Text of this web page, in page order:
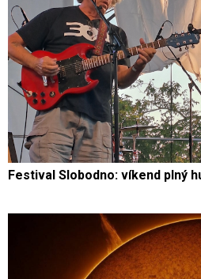
Festival Slobodno: víkend plný